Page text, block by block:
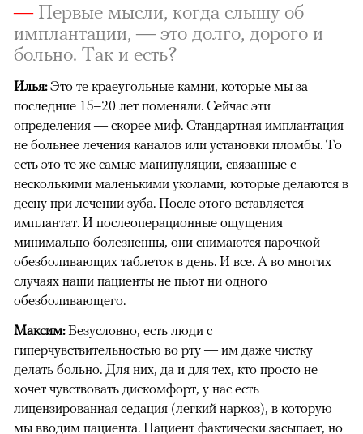
—Первые мысли, когда слышу об
имплантации, — это долго, дорого и
больно. Так и есть?
Илья: Это те краеугольные камни, которые мы за
последние 15–20 лет поменяли. Сейчас эти
определения — скорее миф. Стандартная имплантация
не больнее лечения каналов или установки пломбы. То
есть это те же самые манипуляции, связанные с
несколькими маленькими уколами, которые делаются в
десну при лечении зуба. После этого вставляется
имплантат. И послеоперационные ощущения
минимально болезненны, они снимаются парочкой
обезболивающих таблеток в день. И все. А во многих
случаях наши пациенты не пьют ни одного
обезболивающего.
Максим: Безусловно, есть люди с
гиперчувствительностью во рту — им даже чистку
делать больно. Для них, да и для тех, кто просто не
хочет чувствовать дискомфорт, у нас есть
лицензированная седация (легкий наркоз), в которую
мы вводим пациента. Пациент фактически засыпает, но